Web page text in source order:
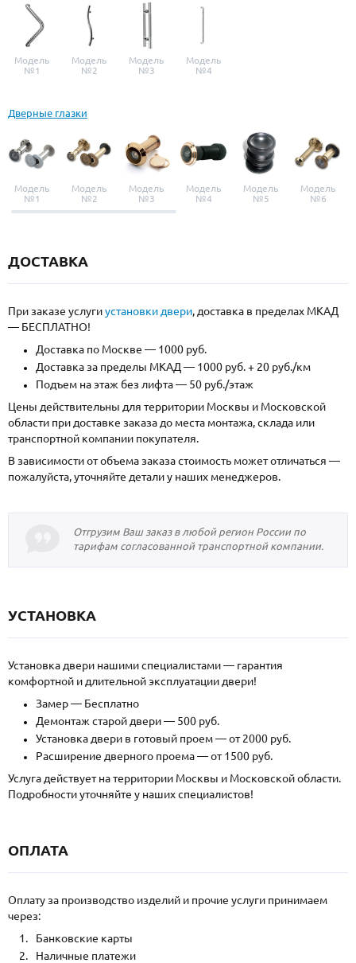
Модель
№1
Модель
№2
Модель
№3
Модель
№4
Дверные глазки
Модель
№1
Модель
№2
Модель
№3
Модель
№4
Модель
№5
Модель
№6
ДОСТАВКА
При заказе услугиустановки двери, доставка в пределах МКАД
— БЕСПЛАТНО!
Доставка по Москве — 1000 руб.
Доставка за пределы МКАД — 1000 руб. + 20 руб./км
Подъем на этаж без лифта — 50 руб./этаж
Цены действительны для территории Москвы и Московской
области при доставке заказа до места монтажа, склада или
транспортной компании покупателя.
В зависимости от объема заказа стоимость может отличаться —
пожалуйста, уточняйте детали у наших менеджеров.
Отгрузим Ваш заказ в любой регион России по
тарифам согласованной транспортной компании.
УСТАНОВКА
Установка двери нашими специалистами — гарантия
комфортной и длительной эксплуатации двери!
Замер — Бесплатно
Демонтаж старой двери — 500 руб.
Установка двери в готовый проем — от 2000 руб.
Расширение дверного проема — от 1500 руб.
Услуга действует на территории Москвы и Московской области.
Подробности уточняйте у наших специалистов!
ОПЛАТА
Оплату за производство изделий и прочие услуги принимаем
через:
Банковские карты
Наличные платежи